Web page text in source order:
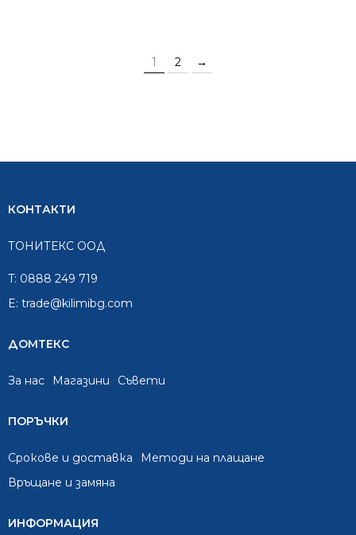
1 2 →
КОНТАКТИ
ТОНИТЕКС ООД
T: 0888 249 719
E: trade@kilimibg.com
ДОМТЕКС
За нас Mагазини Съвети
ПОРЪЧКИ
Срокове и доставка
Методи на плащане
Връщане и замяна
ИНФОРМАЦИЯ